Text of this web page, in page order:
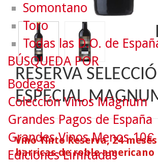
RESERVA
ESPECIAL
Vino Tinto Reserva, 24
barricas de roble americano
Somontano
Toro
Todas las D.O. de
BÚSQUEDA POR
Bodegas
Colección Vinos Mágnum
Grandes Pagos de España
Grandes Vinos Menos 10€
Ediciones Limitadas